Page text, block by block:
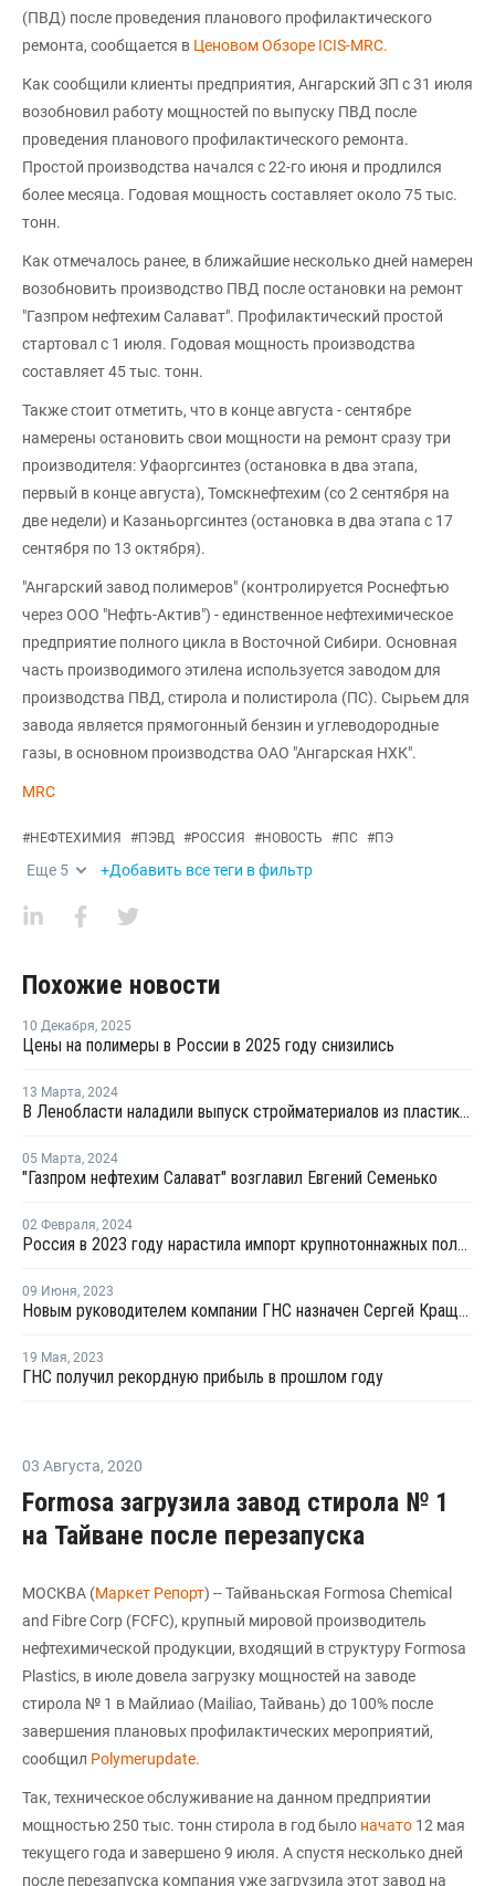
(ПВД) после проведения планового профилактического
ремонта, сообщается в Ценовом Обзоре ICIS-MRC.
Как сообщили клиенты предприятия, Ангарский ЗП с 31 июля
возобновил работу мощностей по выпуску ПВД после
проведения планового профилактического ремонта.
Простой производства начался с 22-го июня и продлился
более месяца. Годовая мощность составляет около 75 тыс.
тонн.
Как отмечалось ранее, в ближайшие несколько дней намерен
возобновить производство ПВД после остановки на ремонт
"Газпром нефтехим Салават". Профилактический простой
стартовал с 1 июля. Годовая мощность производства
составляет 45 тыс. тонн.
Также стоит отметить, что в конце августа - сентябре
намерены остановить свои мощности на ремонт сразу три
производителя: Уфаоргсинтез (остановка в два этапа,
первый в конце августа), Томскнефтехим (со 2 сентября на
две недели) и Казаньоргсинтез (остановка в два этапа с 17
сентября по 13 октября).
"Ангарский завод полимеров" (контролируется Роснефтью
через ООО "Нефть-Актив") - единственное нефтехимическое
предприятие полного цикла в Восточной Сибири. Основная
часть производимого этилена используется заводом для
производства ПВД, стирола и полистирола (ПС). Сырьем для
завода является прямогонный бензин и углеводородные
газы, в основном производства ОАО "Ангарская НХК".
MRC
#НЕФТЕХИМИЯ #ПЭВД #РОССИЯ #НОВОСТЬ #ПС #ПЭ
Еще 5 +Добавить все теги в фильтр
Похожие новости
10 Декабря, 2025
Цены на полимеры в России в 2025 году снизились
13 Марта, 2024
В Ленобласти наладили выпуск стройматериалов из пластиковых отходов
05 Марта, 2024
"Газпром нефтехим Салават" возглавил Евгений Семенько
02 Февраля, 2024
Россия в 2023 году нарастила импорт крупнотоннажных полимеров на 12%
09 Июня, 2023
Новым руководителем компании ГНС назначен Сергей Кращук
19 Мая, 2023
ГНС получил рекордную прибыль в прошлом году
03 Августа, 2020
Formosa загрузила завод стирола № 1
на Тайване после перезапуска
МОСКВА (Маркет Репорт) -- Тайваньская Formosa Chemical
and Fibre Corp (FCFC), крупный мировой производитель
нефтехимической продукции, входящий в структуру Formosa
Plastics, в июле довела загрузку мощностей на заводе
стирола № 1 в Майлиао (Mailiao, Тайвань) до 100% после
завершения плановых профилактических мероприятий,
сообщил Polymerupdate.
Так, техническое обслуживание на данном предприятии
мощностью 250 тыс. тонн стирола в год было начато 12 мая
текущего года и завершено 9 июля. А спустя несколько дней
после перезапуска компания уже загрузила этот завод на